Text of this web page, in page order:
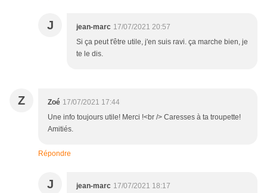
J jean-marc 17/07/2021 20:57
Si ça peut t'être utile, j'en suis ravi. ça marche bien, je
te le dis.
Z Zoé 17/07/2021 17:44
Une info toujours utile! Merci !<br /> Caresses à ta troupette!
Amitiés.
Répondre
J jean-marc 17/07/2021 18:17